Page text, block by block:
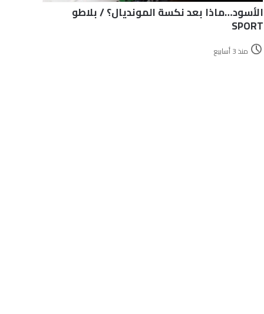
الأسود…ماذا بعد نكسة المونديال؟ / بلاطو
SPORT
منذ 3 أسابيع